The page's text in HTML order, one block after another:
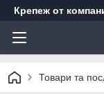
Крепеж от
Товари та